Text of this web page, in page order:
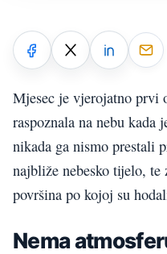
Mjesec je vjerojatno prvi
raspoznala na nebu kada
nikada ga nismo prestali
najbliže nebesko tijelo, te
površina po kojoj su
Nema